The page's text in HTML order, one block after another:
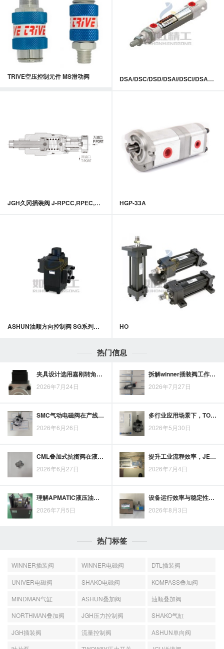
TRIVE空压控制元件 MS滑动阀 DSA/DSC/DSD/DSAI/DSCI/DSAO/DSCO
JGH久冈插装阀 J-RPCC,RPEC,RPGC,RPIC系列引导式溢流阀 HGP-33A
ASHUN油顺方向控制阀 SG系列预充阀(满油阀) HO
热门信息
夹具设计选用嘉刚转角油缸时，转角角度、夹紧力、行程与安装方式如何匹配？
2026年7月24日
拆解winner插装阀工作原理：插装结构、阀芯动作与先导控制如何配合
2026年7月27日
SMC气动电磁阀在产线控制中的精准执行与稳定配合
2026年6月26日
多行业应用场景下，TOKYOKEIKI齿轮泵的作用与价值解析
2026年5月30日
CML叠加式抗衡阀在液压系统负载平衡控制中的应用要点
2026年6月27日
提升工业流程效率，JEOUGANGASCO电磁阀在控制环节中的应用思路
2026年7月4日
理解APMATIC液压油缸工作原理，先理清压力、面积与输出力的计算关系
2026年7月5日
设备运行效率与稳定性如何兼顾？丹佛斯电磁阀的作用解析
2026年8月3日
热门标签
WINNER插装阀 WINNER电磁阀
DTL插装阀
UNIVER电磁阀
SHAKO电磁阀
KOMPASS叠加阀
MINDMAN气缸
ASHUN叠加阀
油顺叠加阀
NORTHMAN叠加阀
JGH压力控制阀
SHAKO气缸
JGH插装阀
流量控制阀
ASHUN单向阀